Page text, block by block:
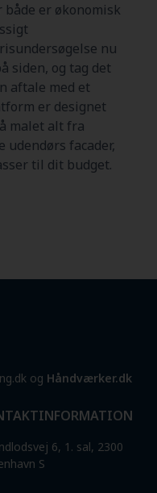
er økonomisk
nu
siden, og tag det
aftale med et
er designet
malet alt fra
facader,
til dit budget.
og Håndværker.dk
6, 1. sal, 2300
S